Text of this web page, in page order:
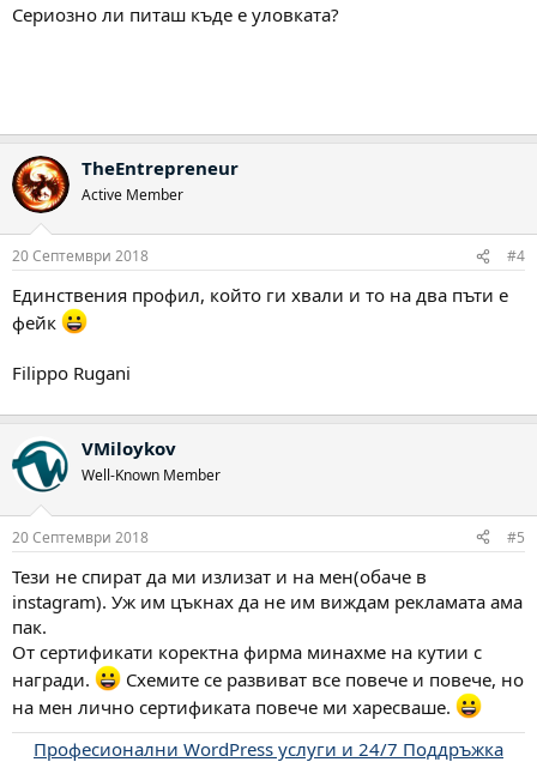
Сериозно ли питаш къде е уловката?
TheEntrepreneur
Active Member
20 Септември 2018 #4
Единствения профил, който ги хвали и то на два пъти е
фейк
Filippo Rugani
VMiloykov
Well-Known Member
20 Септември 2018 #5
Тези не спират да ми излизат и на мен(обаче в
instagram). Уж им цъкнах да не им виждам рекламата ама
пак.
От сертификати коректна фирма минахме на кутии с
награди.
Схемите се развиват все повече и повече, но
на мен лично сертификата повече ми харесваше.
Професионални WordPress услуги и 24/7 Поддръжка